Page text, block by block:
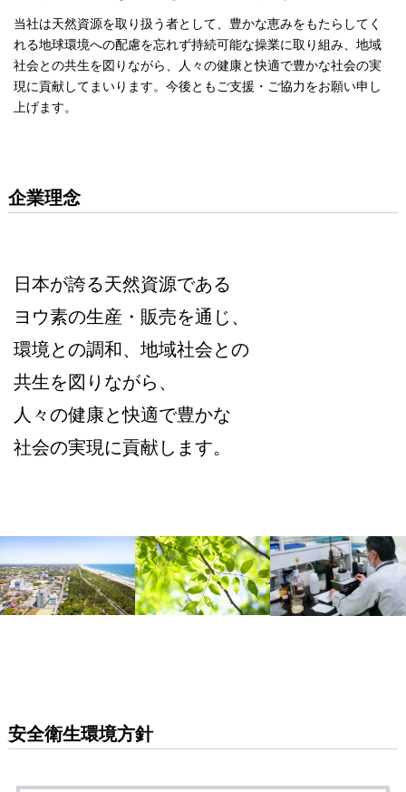
当社は天然資源を取り扱う者として、豊かな恵みをもたらしてく
れる地球環境への配慮を忘れず持続可能な操業に取り組み、地域
社会との共生を図りながら、人々の健康と快適で豊かな社会の実
現に貢献してまいります。今後ともご支援・ご協力をお願い申し
上げます。
企業理念
日本が誇る天然資源である
ヨウ素の生産・販売を通じ、
環境との調和、地域社会との
共生を図りながら、
人々の健康と快適で豊かな
社会の実現に貢献します。
安全衛生環境方針